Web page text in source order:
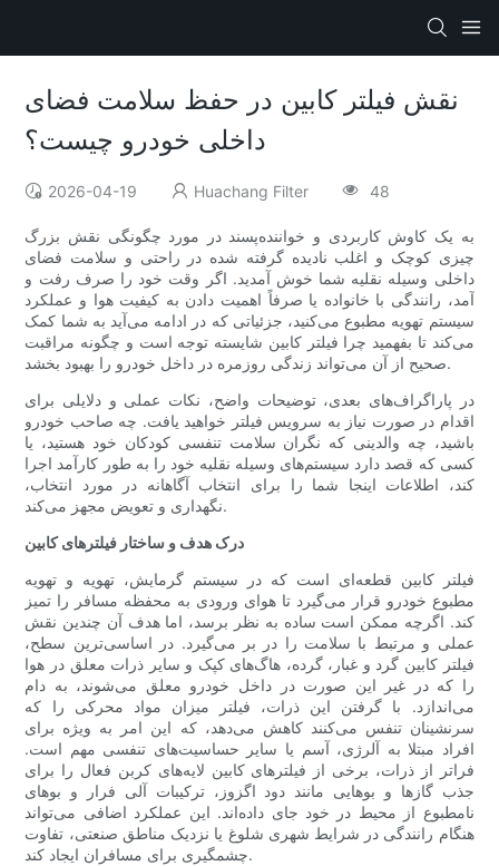
نقش فیلتر کابین در حفظ سلامت فضای
داخلی خودرو چیست؟
2026-04-19 Huachang Filter 48
به یک کاوش کاربردی و خواننده‌پسند در مورد چگونگی نقش بزرگ
چیزی کوچک و اغلب نادیده گرفته شده در راحتی و سلامت فضای
داخلی وسیله نقلیه شما خوش آمدید. اگر وقت خود را صرف رفت و
آمد، رانندگی با خانواده یا صرفاً اهمیت دادن به کیفیت هوا و عملکرد
سیستم تهویه مطبوع می‌کنید، جزئیاتی که در ادامه می‌آید به شما کمک
می‌کند تا بفهمید چرا فیلتر کابین شایسته توجه است و چگونه مراقبت
صحیح از آن می‌تواند زندگی روزمره در داخل خودرو را بهبود بخشد.
در پاراگراف‌های بعدی، توضیحات واضح، نکات عملی و دلایلی برای
اقدام در صورت نیاز به سرویس فیلتر خواهید یافت. چه صاحب خودرو
باشید، چه والدینی که نگران سلامت تنفسی کودکان خود هستید، یا
کسی که قصد دارد سیستم‌های وسیله نقلیه خود را به طور کارآمد اجرا
کند، اطلاعات اینجا شما را برای انتخاب آگاهانه در مورد انتخاب،
نگهداری و تعویض مجهز می‌کند.
درک هدف و ساختار فیلترهای کابین
فیلتر کابین قطعه‌ای است که در سیستم گرمایش، تهویه و تهویه
مطبوع خودرو قرار می‌گیرد تا هوای ورودی به محفظه مسافر را تمیز
کند. اگرچه ممکن است ساده به نظر برسد، اما هدف آن چندین نقش
عملی و مرتبط با سلامت را در بر می‌گیرد. در اساسی‌ترین سطح،
فیلتر کابین گرد و غبار، گرده، هاگ‌های کپک و سایر ذرات معلق در هوا
را که در غیر این صورت در داخل خودرو معلق می‌شوند، به دام
می‌اندازد. با گرفتن این ذرات، فیلتر میزان مواد محرکی را که
سرنشینان تنفس می‌کنند کاهش می‌دهد، که این امر به ویژه برای
افراد مبتلا به آلرژی، آسم یا سایر حساسیت‌های تنفسی مهم است.
فراتر از ذرات، برخی از فیلترهای کابین لایه‌های کربن فعال را برای
جذب گازها و بوهایی مانند دود اگزوز، ترکیبات آلی فرار و بوهای
نامطبوع از محیط در خود جای داده‌اند. این عملکرد اضافی می‌تواند
هنگام رانندگی در شرایط شهری شلوغ یا نزدیک مناطق صنعتی، تفاوت
چشمگیری برای مسافران ایجاد کند.